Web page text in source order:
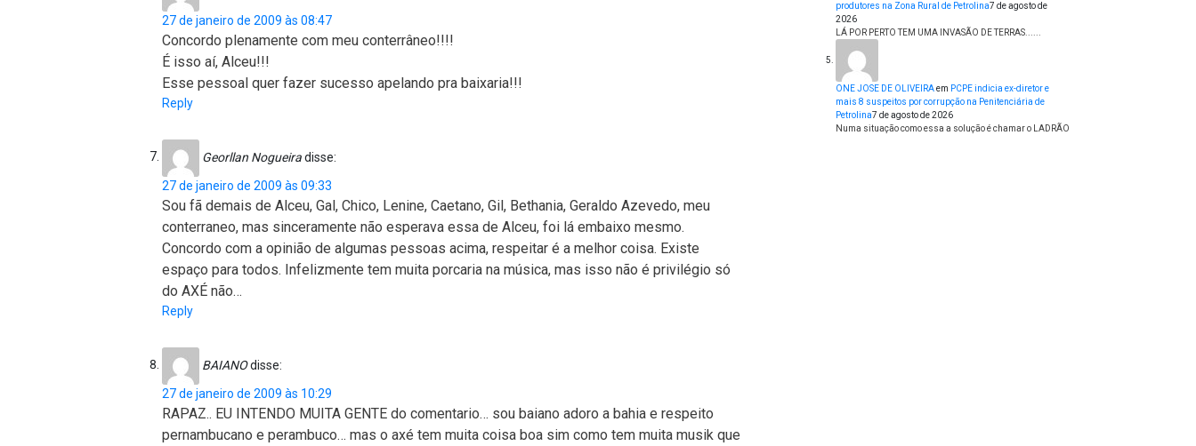
27 de janeiro de 2009 às 08:47
Concordo plenamente com meu conterrâneo!!!!
É isso aí, Alceu!!!
Esse pessoal quer fazer sucesso apelando pra baixaria!!!
Reply
Georllan Nogueiradisse:
27 de janeiro de 2009 às 09:33
Sou fã demais de Alceu, Gal, Chico, Lenine, Caetano, Gil, Bethania, Geraldo Azevedo, meu
conterraneo, mas sinceramente não esperava essa de Alceu, foi lá embaixo mesmo.
Concordo com a opinião de algumas pessoas acima, respeitar é a melhor coisa. Existe
espaço para todos. Infelizmente tem muita porcaria na música, mas isso não é privilégio só
do AXÉ não…
Reply
BAIANOdisse:
27 de janeiro de 2009 às 10:29
RAPAZ.. EU INTENDO MUITA GENTE do comentario… sou baiano adoro a bahia e respeito
pernambucano e perambuco… mas o axé tem muita coisa boa sim como tem muita musik que
produtores na Zona Rural de Petrolina7 de agosto de
2026
LÁ POR PERTO TEM UMA INVASÃO DE TERRAS......
ONE JOSE DE OLIVEIRAem PCPE indicia ex-diretor e
mais 8 suspeitos por corrupção na Penitenciária de
Petrolina7 de agosto de 2026
Numa situação como essa a solução é chamar o LADRÃO